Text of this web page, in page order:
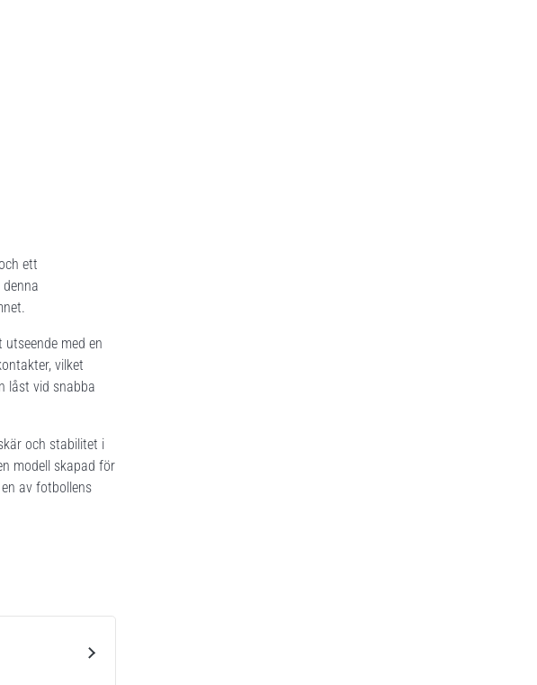
ett
med en
vilket
låst vid snabba
och stabilitet i
modell skapad för
av fotbollens